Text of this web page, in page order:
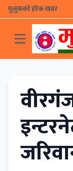
मुलुकको हरेक खबर